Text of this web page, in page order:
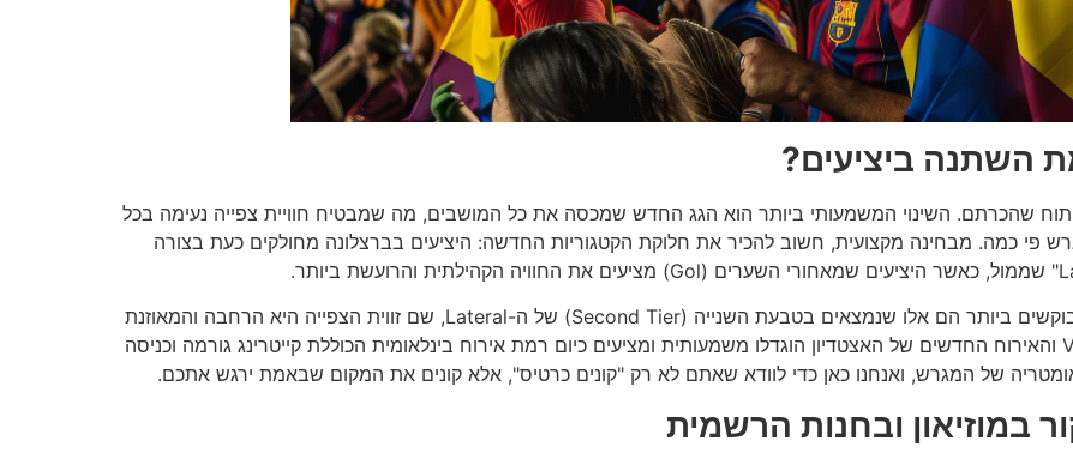
השתנה ביציעים?
לא אותו אצטדיון פתוח שהכרתם. השינוי המשמעותי ביותר הוא הגג החדש שמכסה את כל המושבים, מה שמבטיח חוויית צפייה נעימה בכל
פי כמה. מבחינה מקצועית, חשוב להכיר את חלוקת הקטגוריות החדשה: היציעים בברצלונה מחולקים כעת בצורה
הניסיון שלנו מלמד שגם אחרי השיפוץ, המקומות המבוקשים ביותר הם אלו שנמצאים בטבעת השנייה (Second Tier) של ה-Lateral, שם זווית הצפייה היא הרחבה והמאוזנת
ביותר. אם אתם מחפשים חוויית יוקרה, מתחמי ה-VIP והאירוח החדשים של האצטדיון הוגדלו משמעותית ומציעים כיום רמת אירוח בינלאומית הכוללת קייטרינג גורמה וכניסה
של המגרש, ואנחנו כאן כדי לוודא שאתם לא רק "קונים כרטיס", אלא קונים את המקום שבאמת ירגש אתכם.
במוזיאון ובחנות הרשמית